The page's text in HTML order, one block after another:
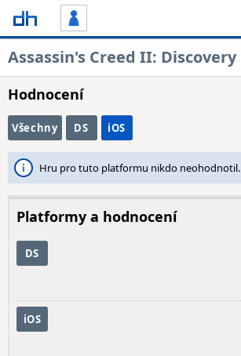
Assassin's Creed II: Discovery
Hodnocení
Všechny DS iOS
Hru pro tuto platformu nikdo neohodnotil.
Platformy a hodnocení
DS
iOS